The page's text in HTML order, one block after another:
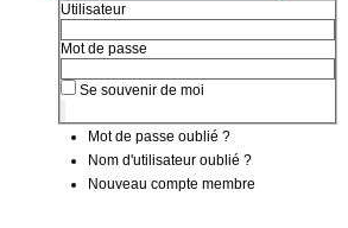
Utilisateur
Mot de passe
Se souvenir de moi
Mot de passe oublié ?
Nom d'utilisateur oublié ?
Nouveau compte membre